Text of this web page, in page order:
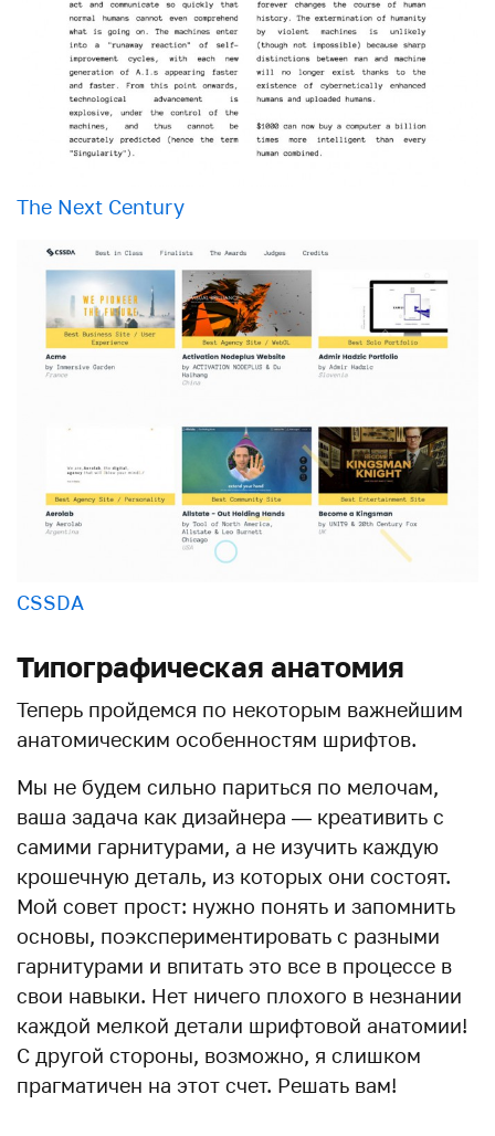
The Next Century
CSSDA
Типографическая анатомия
Теперь пройдемся по некоторым важнейшим
анатомическим особенностям шрифтов.
Мы не будем сильно париться по мелочам,
ваша задача как дизайнера — креативить с
самими гарнитурами, а не изучить каждую
крошечную деталь, из которых они состоят.
Мой совет прост: нужно понять и запомнить
основы, поэкспериментировать с разными
гарнитурами и впитать это все в процессе в
свои навыки. Нет ничего плохого в незнании
каждой мелкой детали шрифтовой анатомии!
С другой стороны, возможно, я слишком
прагматичен на этот счет. Решать вам!